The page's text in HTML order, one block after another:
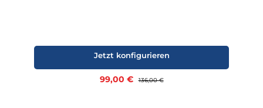
Verkaufspreis:
99,00 € Regulärer Preis:
136,00 €
Jetzt konfigurieren